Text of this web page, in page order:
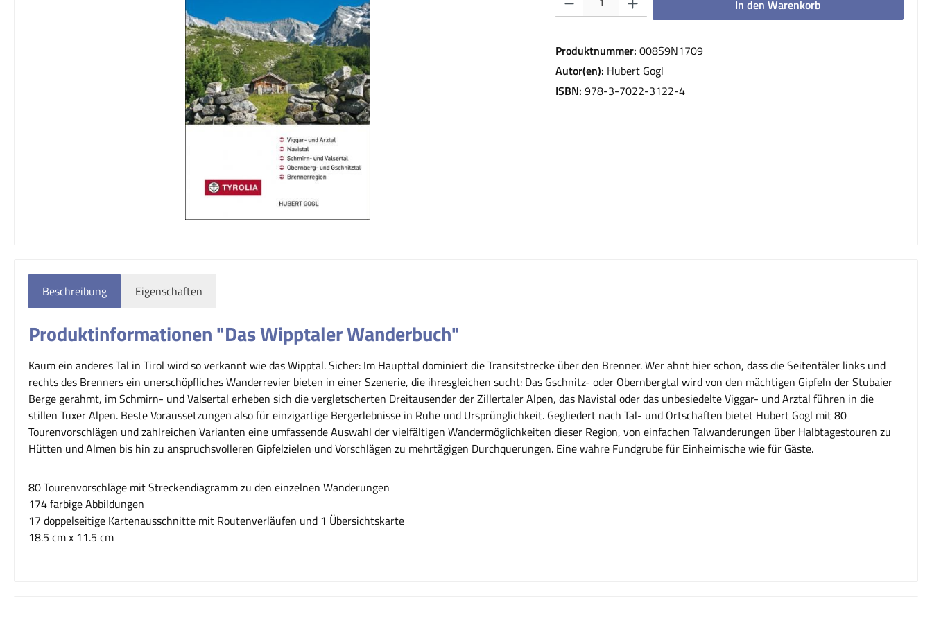
In den Warenkorb
Produktnummer: 008S9N1709
Autor(en): Hubert Gogl
ISBN: 978-3-7022-3122-4
Beschreibung Eigenschaften
Produktinformationen "Das Wipptaler Wanderbuch"
Kaum ein anderes Tal in Tirol wird so verkannt wie das Wipptal. Sicher: Im Haupttal dominiert die Transitstrecke über den Brenner. Wer ahnt hier schon, dass die Seitentäler links und
rechts des Brenners ein unerschöpfliches Wanderrevier bieten in einer Szenerie, die ihresgleichen sucht: Das Gschnitz- oder Obernbergtal wird von den mächtigen Gipfeln der Stubaier
Berge gerahmt, im Schmirn- und Valsertal erheben sich die vergletscherten Dreitausender der Zillertaler Alpen, das Navistal oder das unbesiedelte Viggar- und Arztal führen in die
stillen Tuxer Alpen. Beste Voraussetzungen also für einzigartige Bergerlebnisse in Ruhe und Ursprünglichkeit. Gegliedert nach Tal- und Ortschaften bietet Hubert Gogl mit 80
Tourenvorschlägen und zahlreichen Varianten eine umfassende Auswahl der vielfältigen Wandermöglichkeiten dieser Region, von einfachen Talwanderungen über Halbtagestouren zu
Hütten und Almen bis hin zu anspruchsvolleren Gipfelzielen und Vorschlägen zu mehrtägigen Durchquerungen. Eine wahre Fundgrube für Einheimische wie für Gäste.
80 Tourenvorschläge mit Streckendiagramm zu den einzelnen Wanderungen
174 farbige Abbildungen
17 doppelseitige Kartenausschnitte mit Routenverläufen und 1 Übersichtskarte
18.5 cm x 11.5 cm